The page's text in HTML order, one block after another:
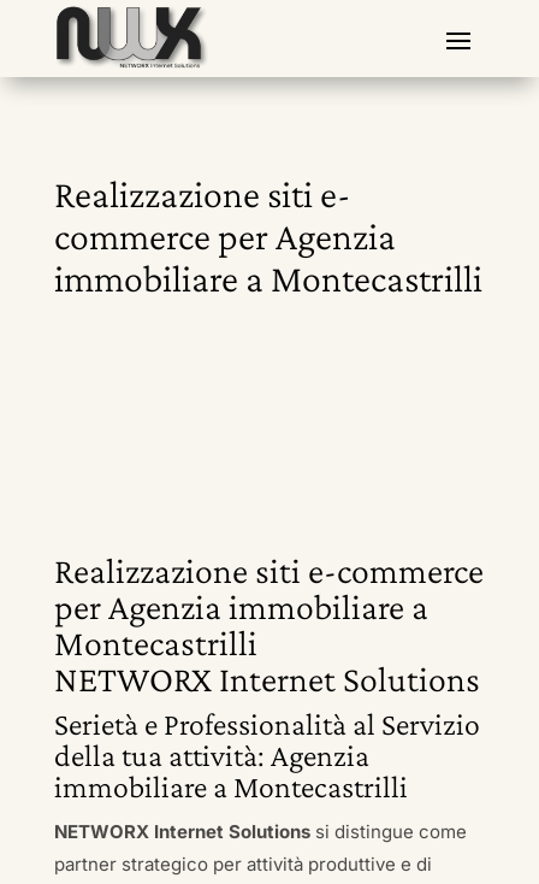
Realizzazione siti e-
commerce per Agenzia
immobiliare a Montecastrilli
Realizzazione siti e-commerce
per Agenzia immobiliare a
Montecastrilli
NETWORX Internet Solutions
Serietà e Professionalità al Servizio
della tua attività: Agenzia
immobiliare a Montecastrilli
NETWORX Internet Solutionssi distingue come
partner strategico per attività produttive e di